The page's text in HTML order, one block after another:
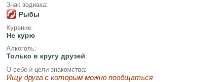
Знак зодиака:
Рыбы
Курение:
Не курю
Алкоголь:
Только в кругу друзей
О себе и цели знакомства:
Ищу друга с которым можно пообщаться